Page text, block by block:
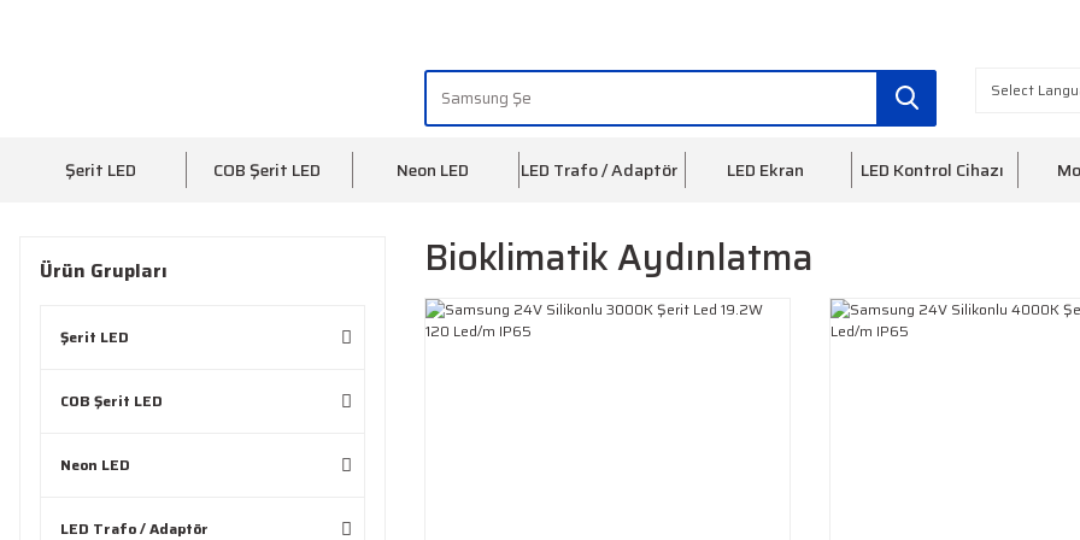
Şerit LED COB Şerit LED Neon LED LED Trafo / Adaptör LED Ekran LED Kontrol Cihazı
Ürün Grupları
Şerit LED
COB Şerit LED
Neon LED
LED Trafo / Adaptör
Bioklimatik Aydınlatma